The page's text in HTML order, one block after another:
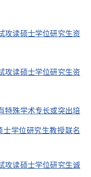
攻读硕士学位研究生资
攻读硕士学位研究生资
特殊学术专长或突出培
学位研究生教授联名
攻读硕士学位研究生诚